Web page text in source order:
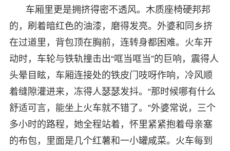
车厢里更是拥挤得密不透风。木质座椅硬邦邦
的，刷着暗红色的油漆，磨得发亮。外婆和同乡挤
在过道里，背包顶在胸前，连转身都困难。火车开
动时，车轮与铁轨撞击出“哐当哐当”的巨响，震得人
头晕目眩，车厢连接处的铁皮门吱呀作响，冷风顺
着缝隙灌进来，冻得人瑟瑟发抖。“那时候哪有什么
舒适可言，能坐上火车就不错了。”外婆常说，三个
多小时的路程，她全程站着，怀里紧紧抱着母亲塞
的布包，里面是几个红薯和一小罐咸菜。火车每到